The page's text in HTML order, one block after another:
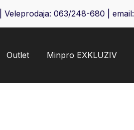
| Veleprodaja: 063/248-680 | email:
Outlet Minpro EXKLUZIV